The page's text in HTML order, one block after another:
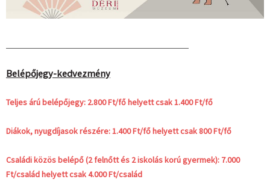
Belépőjegy-kedvezmény
Teljes árú belépőjegy: 2.800 Ft/fő helyett csak 1.400 Ft/fő
Diákok, nyugdíjasok részére: 1.400 Ft/fő helyett csak 800 Ft/fő
Családi közös belépő (2 felnőtt és 2 iskolás korú gyermek): 7.000
Ft/család helyett csak 4.000 Ft/család